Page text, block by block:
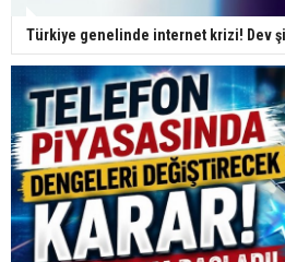
Türkiye genelinde internet krizi! Dev